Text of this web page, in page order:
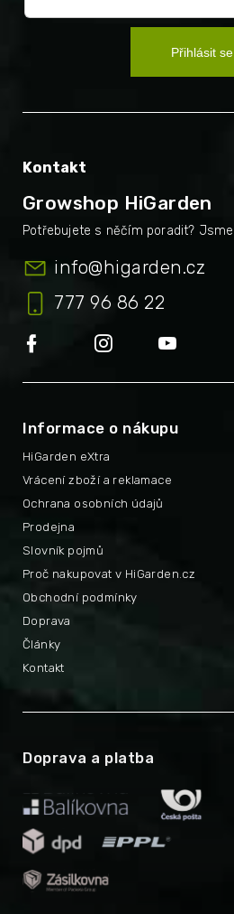
Přihlásit se
Kontakt
Growshop HiGarden
info@higarden.cz
777 96 86 22
Informace o nákupu
HiGarden eXtra
Proč nakupovat v HiGarden.cz
Vrácení zboží a reklamace
Obchodní podmínky
Ochrana osobních údajů
Doprava
Prodejna
Články
Slovník pojmů
Kontakt
Doprava a platba